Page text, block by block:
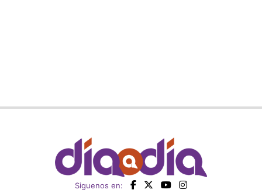
Siguenos en: